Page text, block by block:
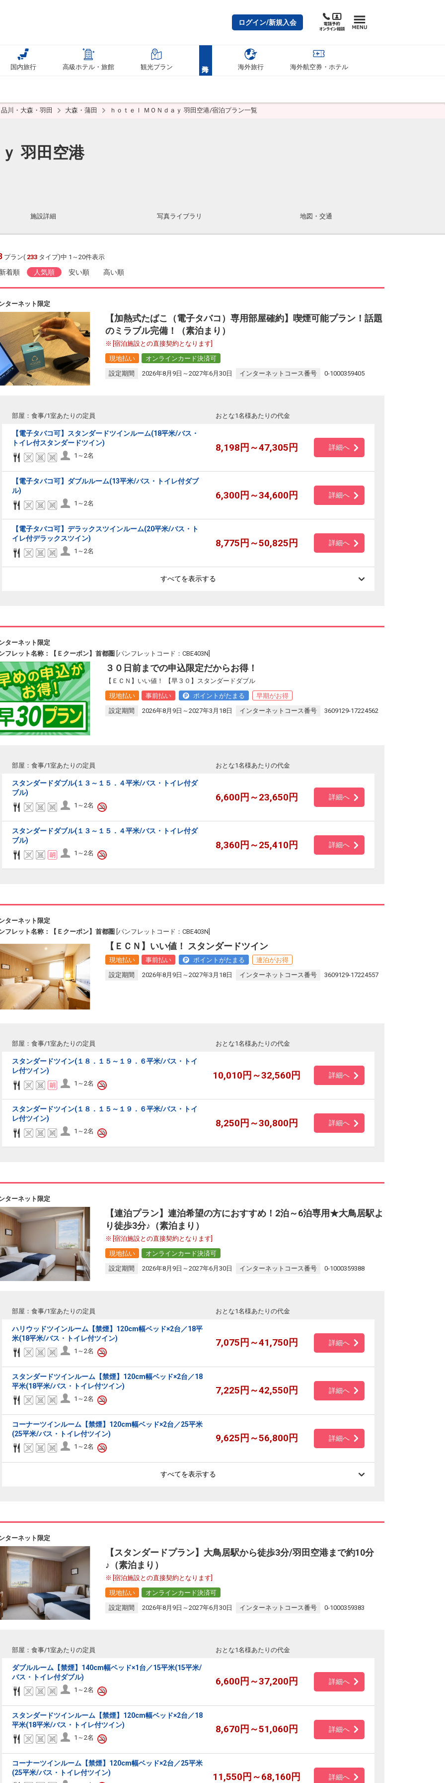
ログイン/新規入会
国内旅行 高級ホテル・旅館 観光プラン 海外旅行 海外航空券・ホテル
品川・大森・羽田 大森・蒲田 ｈｏｔｅｌ ＭＯＮｄａｙ 羽田空港/宿泊プラン一覧
羽田空港
施設詳細 写真ライブラリ 地図・交通
プラン( 233 タイプ)中 1～20件表示
着順 人気順 安い順 高い順
ターネット限定
【加熱式たばこ（電子タバコ）専用部屋確約】喫煙可能プラン！話題
のミラブル完備！（素泊まり）
[宿泊施設との直接契約となります]
現地払い
オンラインカード決済可
設定期間
2026年8月9日～2027年6月30日 インターネットコース番号 0-1000359405
部屋：食事/1室あたりの定員 おとな1名様あたりの代金
【電子タバコ可】スタンダードツインルーム(18平米/バス・
トイレ付スタンダードツイン)
1～2名
8,198円～47,305円 詳細へ
【電子タバコ可】ダブルルーム(13平米/バス・トイレ付ダブ
ル)
1～2名
6,300円～34,600円 詳細へ
【電子タバコ可】デラックスツインルーム(20平米/バス・ト
イレ付デラックスツイン)
1～2名
8,775円～50,825円 詳細へ
すべてを表示する
ターネット限定
フレット名称：【Ｅクーポン】首都圏 [パンフレットコード：CBE403N]
３０日前までの申込限定だからお得！
【ＥＣＮ】いい値！ 【早３０】スタンダードダブル
現地払い
事前払い ポイントがたまる
早期がお得
設定期間
2026年8月9日～2027年3月18日 インターネットコース番号 3609129-17224562
部屋：食事/1室あたりの定員 おとな1名様あたりの代金
スタンダードダブル(１３～１５．４平米/バス・トイレ付ダ
ブル)
1～2名
6,600円～23,650円 詳細へ
スタンダードダブル(１３～１５．４平米/バス・トイレ付ダ
ブル)
1～2名
8,360円～25,410円 詳細へ
ターネット限定
フレット名称：【Ｅクーポン】首都圏 [パンフレットコード：CBE403N]
【ＥＣＮ】いい値！ スタンダードツイン
現地払い 事前払い ポイントがたまる
連泊がお得
設定期間
2026年8月9日～2027年3月18日 インターネットコース番号 3609129-17224557
部屋：食事/1室あたりの定員 おとな1名様あたりの代金
スタンダードツイン(１８．１５～１９．６平米/バス・トイ
レ付ツイン)
1～2名
10,010円～32,560円 詳細へ
スタンダードツイン(１８．１５～１９．６平米/バス・トイ
レ付ツイン)
1～2名
8,250円～30,800円 詳細へ
ターネット限定
【連泊プラン】連泊希望の方におすすめ！2泊～6泊専用★大鳥居駅よ
り徒歩3分♪（素泊まり）
[宿泊施設との直接契約となります]
現地払い
オンラインカード決済可
設定期間
2026年8月9日～2027年6月30日 インターネットコース番号 0-1000359388
部屋：食事/1室あたりの定員 おとな1名様あたりの代金
ハリウッドツインルーム【禁煙】120cm幅ベッド×2台／18平
米(18平米/バス・トイレ付ツイン)
1～2名
7,075円～41,750円 詳細へ
スタンダードツインルーム【禁煙】120cm幅ベッド×2台／18
平米(18平米/バス・トイレ付ツイン)
1～2名
7,225円～42,550円 詳細へ
コーナーツインルーム【禁煙】120cm幅ベッド×2台／25平米
(25平米/バス・トイレ付ツイン)
1～2名
9,625円～56,800円 詳細へ
すべてを表示する
ターネット限定
【スタンダードプラン】大鳥居駅から徒歩3分/羽田空港まで約10分
♪（素泊まり）
[宿泊施設との直接契約となります]
現地払い
オンラインカード決済可
設定期間
2026年8月9日～2027年6月30日 インターネットコース番号 0-1000359383
部屋：食事/1室あたりの定員 おとな1名様あたりの代金
ダブルルーム【禁煙】140cm幅ベッド×1台／15平米(15平米/
バス・トイレ付ダブル)
1～2名
6,600円～37,200円 詳細へ
スタンダードツインルーム【禁煙】120cm幅ベッド×2台／18
平米(18平米/バス・トイレ付ツイン)
1～2名
8,670円～51,060円 詳細へ
コーナーツインルーム【禁煙】120cm幅ベッド×2台／25平米
(25平米/バス・トイレ付ツイン)
11,550円～68,160円 詳細へ